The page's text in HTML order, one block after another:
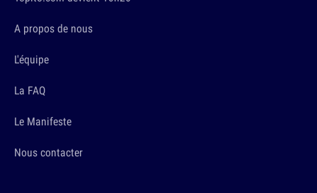
A propos de nous
L'équipe
La FAQ
Le Manifeste
Nous contacter